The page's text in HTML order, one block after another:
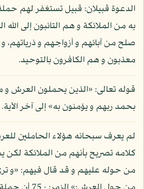
الدعوة قبيلان: قبيل تستغفر لهم
به من الملائكة و هم التائبون إلى
صلح من آبائهم و أزواجهم و ذرياتهم،
معذبون و هم الكافرون بالتوحيد.
قوله تعالى: «الذين يحملون العرش
بحمد ربهم و يؤمنون به» إلى آخر الآية.
لم يعرف سبحانه هؤلاء الحاملين
كلامه تصريح بأنهم من الملائكة
من حوله عليهم و قد قال فيهم: «و